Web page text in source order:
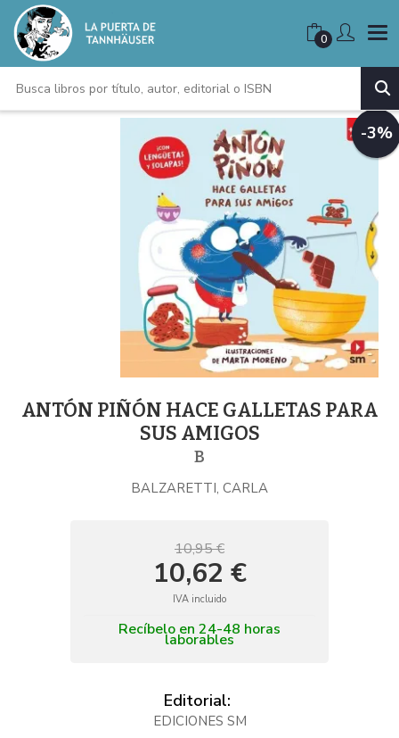
0
-3%
ANTÓN PIÑÓN HACE GALLETAS PARA
SUS AMIGOS
B
BALZARETTI, CARLA
10,95 €
10,62 €
IVA incluido
Recíbelo en 24-48 horas
laborables
Editorial:
EDICIONES SM